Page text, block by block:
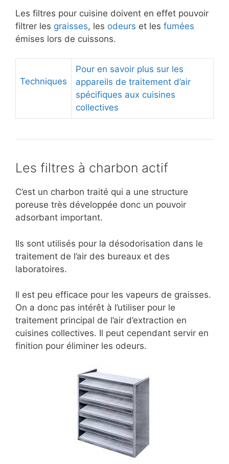
Les filtres pour cuisine doivent en effet pouvoir
filtrer les graisses, les odeurs et les fumées
émises lors de cuissons.
Techniques
Pour en savoir plus sur les
appareils de traitement d’air
spécifiques aux cuisines
collectives
Les filtres à charbon actif
C’est un charbon traité qui a une structure
poreuse très développée donc un pouvoir
adsorbant important.
Ils sont utilisés pour la désodorisation dans le
traitement de l’air des bureaux et des
laboratoires.
Il est peu efficace pour les vapeurs de graisses.
On a donc pas intérêt à l’utiliser pour le
traitement principal de l’air d’extraction en
cuisines collectives. Il peut cependant servir en
finition pour éliminer les odeurs.